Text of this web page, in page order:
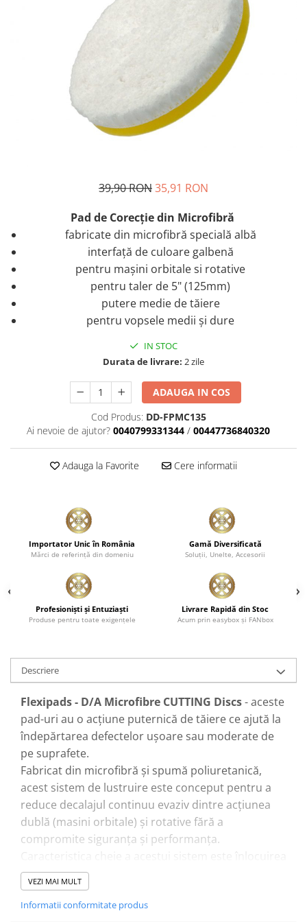
39,90 RON35,91 RON
Pad de Corecţie din Microfibră
fabricate din microfibră specială albă
interfață de culoare galbenă
pentru maşini orbitale si rotative
pentru taler de 5" (125mm)
putere medie de tăiere
pentru vopsele medii și dure
IN STOC
Durata de livrare: 2 zile
ADAUGA IN COS
Cod Produs: DD-FPMC135
Ai nevoie de ajutor? 0040799331344 / 00447736840320
Adauga la Favorite Cere informatii
Importator Unic în România
Mărci de referinţă din domeniu
Gamă Diversificată
Soluţii, Unelte, Accesorii
Profesionişti şi Entuziaşti
Produse pentru toate exigenţele
Livrare Rapidă din Stoc
Acum prin easybox şi FANbox
Descriere
Flexipads - D/A Microfibre CUTTING Discs- aceste
pad-uri au o acțiune puternică de tăiere ce ajută la
îndepărtarea defectelor ușoare sau moderate de
pe suprafete.
Fabricat din microfibră și spumă poliuretanică,
acest sistem de lustruire este conceput pentru a
reduce decalajul continuu evaziv dintre acțiunea
dublă (masini orbitale) și rotative fără a
compromite siguranța și performanța.
suprafeței tradiționale de spumă/burete cu o
microfibră mai eficientă.
VEZI MAI MULT
Informatii conformitate produs